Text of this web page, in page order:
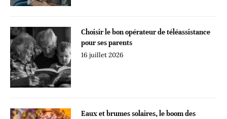
Choisir le bon opérateur de téléassistance
pour ses parents
16 juillet 2026
Eaux et brumes solaires, le boom des